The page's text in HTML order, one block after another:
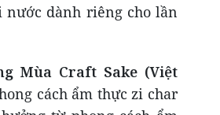
nước dành riêng cho lần
Mùa Craft Sake (Việt
cách ẩm thực zi char